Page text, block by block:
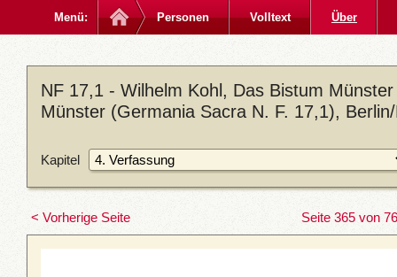
Menü: Personen Volltext Über
NF 17,1 - Wilhelm Kohl, Das Bistum
Münster (Germania Sacra N. F. 17,1),
Kapitel
< Vorherige Seite Seite 365 von